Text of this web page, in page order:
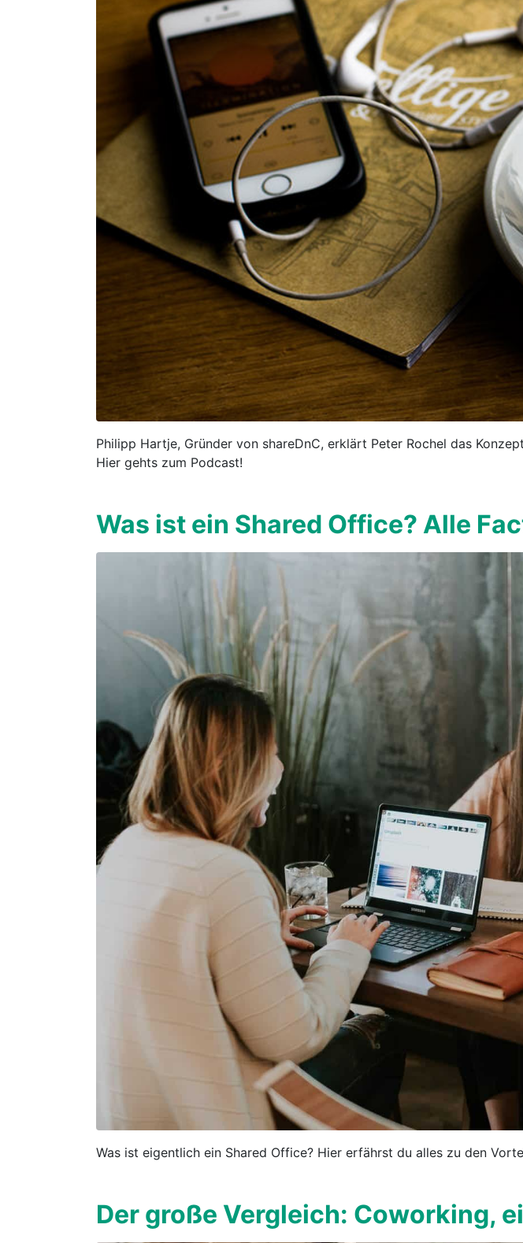
Philipp Hartje, Gründer von shareDnC, erklärt Peter Rochel das
Hier gehts zum Podcast!
Was ist ein Shared Office? Alle
Was ist eigentlich ein Shared Office? Hier erfährst du alles zu den
Der große Vergleich: Coworking,